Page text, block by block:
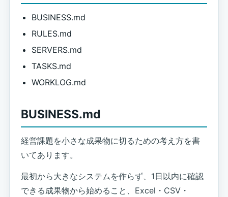
BUSINESS.md
RULES.md
SERVERS.md
TASKS.md
WORKLOG.md
BUSINESS.md
経営課題を小さな成果物に切るための考え方を書
いてあります。
最初から大きなシステムを作らず、1日以内に確認
できる成果物から始めること、Excel・CSV・